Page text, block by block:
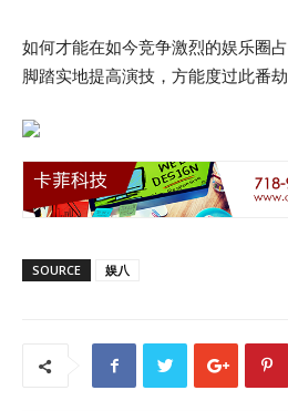
如何才能在如今竞争激烈的娱乐圈
脚踏实地提高演技，方能度过此番劫
SOURCE 娱八